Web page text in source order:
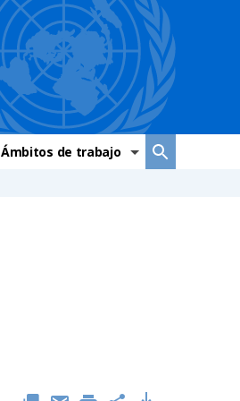
Ámbitos de trabajo